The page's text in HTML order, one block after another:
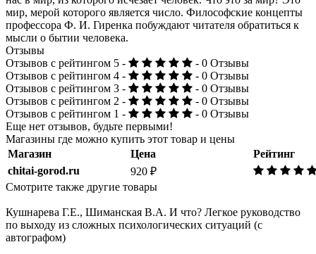
мир, мерой которого является число. Философские концепты
профессора Ф. И. Гиренка побуждают читателя обратиться к
мысли о бытии человека.
Отзывы
Отзывов с рейтингом 5 -
- 0 Отзывы
Отзывов с рейтингом 4 -
- 0 Отзывы
Отзывов с рейтингом 3 -
- 0 Отзывы
Отзывов с рейтингом 2 -
- 0 Отзывы
Отзывов с рейтингом 1 -
- 0 Отзывы
Еще нет отзывов, будьте первыми!
Магазины где можно купить этот товар и цены
Магазин
Цена
Рейтинг
chitai-gorod.ru
920 ₽
Смотрите также другие товары
Кушнарева Г.Е., Шиманская В.А. И что? Легкое руководство
по выходу из сложных психологических ситуаций (с
автографом)